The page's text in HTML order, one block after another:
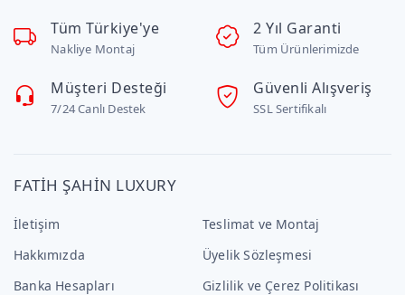
Tüm Türkiye'ye
Nakliye Montaj
2 Yıl Garanti
Tüm Ürünlerimizde
Müşteri Desteği
7/24 Canlı Destek
Güvenli Alışveriş
SSL Sertifikalı
FATİH ŞAHİN LUXURY
İletişim
Hakkımızda
Banka Hesapları
Teslimat ve Montaj
Üyelik Sözleşmesi
Gizlilik ve Çerez Politikası